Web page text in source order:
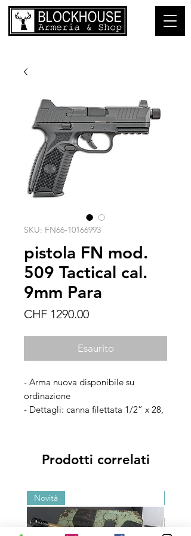
SKU: FN66-10166993
pistola FN mod.
509 Tactical cal.
9mm Para
CHF 1290.00Prezzo
Esaurito
- Arma nuova disponibile su
ordinazione
- Dettagli: canna filettata 1/2” x 28,
Prodotti correlati
Novità